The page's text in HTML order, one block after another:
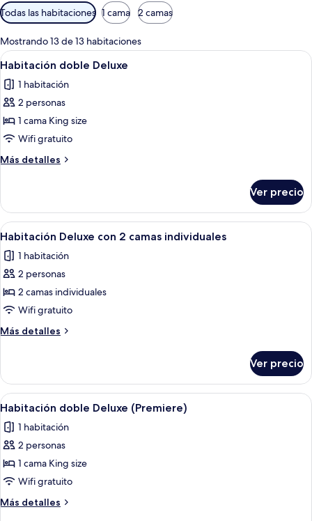
Filtros
disponibles
para
las
habitaciones
Todas las habitaciones 1 cama 2 camas
Mostrando 13 de 13 habitaciones
Abrir
todas
las
fotos
de
Habitación
doble
Deluxe
Habitación de hotel con una cama
9
Habitación doble Deluxe
1 habitación
2 personas
1 cama King size
Wifi gratuito
Más detalles
Más
doble
Deluxe
Ver precio
Abrir
todas
las
fotos
de
Habitación
Deluxe
con
camas
individuales
Habitación de hotel con dos camas,
12
Habitación Deluxe con 2 camas individuales
1 habitación
2 personas
2 camas individuales
Wifi gratuito
Más detalles
Más
Deluxe
con
2
individuales
Ver precio
Abrir
todas
las
fotos
de
Habitación
doble
Deluxe
Habitación de hotel con cama,
13
Habitación doble Deluxe (Premiere)
1 habitación
2 personas
1 cama King size
Wifi gratuito
Más detalles
Más